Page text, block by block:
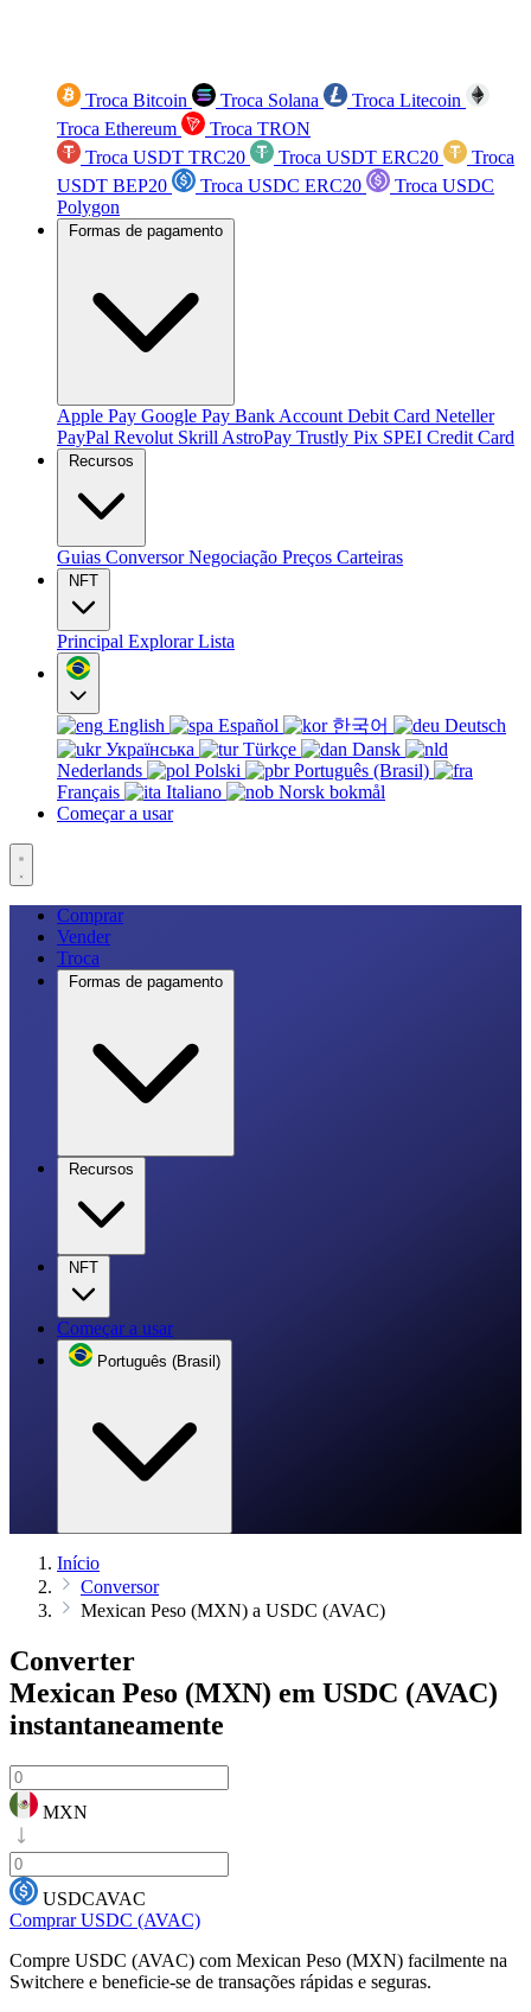
Troca Bitcoin Troca Solana
Troca Litecoin
Troca Ethereum
Troca TRON
Troca USDT TRC20
Troca USDT ERC20
Troca
USDT BEP20
Troca USDC ERC20
Troca USDC
Polygon
Formas de pagamento
Apple Pay Google Pay Bank Account Debit Card Neteller
PayPal Revolut Skrill AstroPay Trustly Pix SPEI Credit Card
Recursos
Guias ConversorNegociação Preços Carteiras
NFT
Principal ExplorarLista
English Español 한국어
Deutsch
Українська
Türkçe
Dansk
Nederlands
Polski
Português (Brasil)
Français
Italiano
Norsk bokmål
Começar a usar
Comprar
Vender
Troca
Formas de pagamento
Recursos
NFT
Começar a usar
Português (Brasil)
Início
Conversor
Mexican Peso (MXN) a USDC (AVAC)
Converter
Mexican Peso (MXN) em USDC (AVAC)
instantaneamente
MXN
USDCAVAC
Comprar USDC (AVAC)
Compre USDC (AVAC) com Mexican Peso (MXN) facilmente na
Switchere e beneficie-se de transações rápidas e seguras.